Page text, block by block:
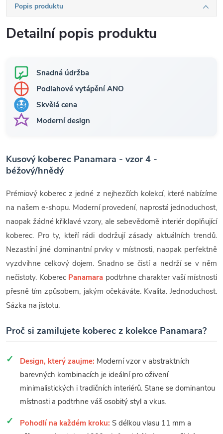
Popis produktu
Detailní popis produktu
Snadná údržba
Podlahové vytápění ANO
Skvělá cena
Moderní design
Kusový koberec Panamara - vzor 4 -
béžový/hnědý
Prémiový koberec z jedné z nejhezčích kolekcí, které nabízíme
na našem e-shopu. Moderní provedení, naprostá jednoduchost,
naopak žádné křiklavé vzory, ale sebevědomě interiér doplňující
koberec. Pro ty, kteří rádi dodržují zásady aktuálních trendů.
Nezastíní jiné dominantní prvky v místnosti, naopak perfektně
vyzdvihne celkový dojem. Snadno se čistí a nedrží se v něm
nečistoty. Koberec Panamara podtrhne charakter vaší místnosti
přesně tím způsobem, jakým očekáváte. Kvalita. Jednoduchost.
Sázka na jistotu.
Proč si zamilujete koberec z kolekce Panamara?
Design, který zaujme: Moderní vzor v abstraktních
barevných kombinacích je ideální pro oživení
minimalistických i tradičních interiérů. Stane se dominantou
místnosti a podtrhne váš osobitý styl a vkus.
Pohodlí na každém kroku: S délkou vlasu 11 mm a